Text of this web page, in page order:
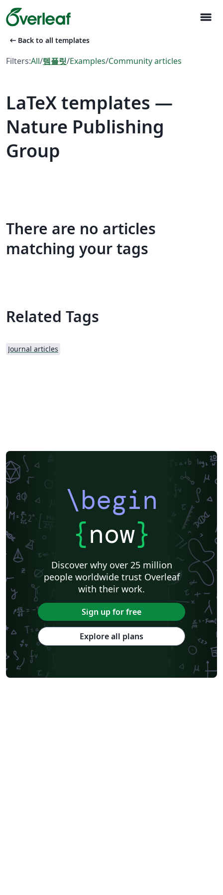
menu
arrow_left_alt Back to all templates
Filters:All/템플릿/Examples/Community articles
LaTeX templates —
Nature Publishing
Group
There are no articles
matching your tags
Related Tags
Journal articles
\begin
{now}
Discover why over 25 million
people worldwide trust Overleaf
with their work.
Sign up for free
Explore all plans